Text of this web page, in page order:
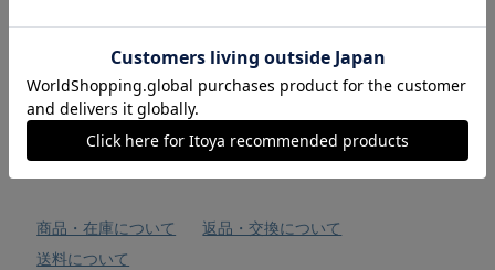
お気に入りに追加
商品・在庫について
返品・交換について
送料について